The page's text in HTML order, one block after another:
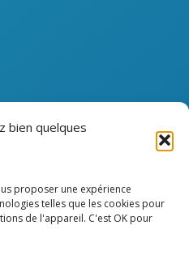
bien quelques
proposer une expérience
telles que les cookies pour
de l'appareil. C'est OK pour